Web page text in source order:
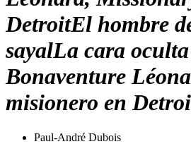
DetroitEl hombre
sayalLa cara
Bonaventure
misionero en
Paul-André Dubois